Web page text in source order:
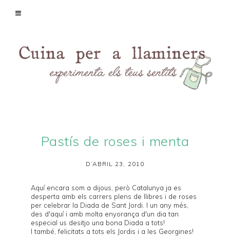
Pastís de roses i menta
D’ABRIL 23, 2010
Aquí encara som a dijous, però Catalunya ja es
desperta amb els carrers plens de llibres i de roses
per celebrar la Diada de Sant Jordi. I un any més,
des d'aquí i amb molta enyorança d'un dia tan
especial us desitjo una bona Diada a tots!
I també, felicitats a tots els Jordis i a les Georgines!